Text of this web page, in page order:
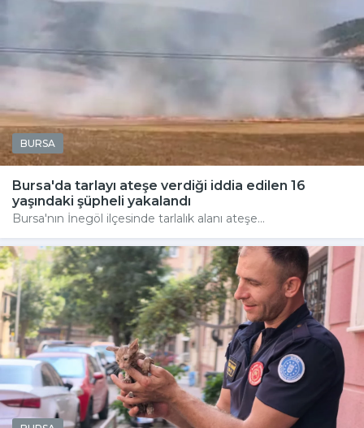
BURSA
Bursa'da tarlayı ateşe verdiği iddia edilen 16
yaşındaki şüpheli yakalandı
Bursa'nın İnegöl ilçesinde tarlalık alanı ateşe...